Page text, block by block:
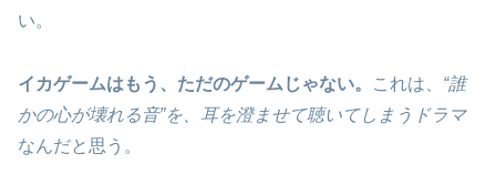
い。
イカゲームはもう、ただのゲームじゃない。 これは、 “誰
かの心が壊れる音”を、耳を澄ませて聴いてしまうドラマ
なんだと思う。